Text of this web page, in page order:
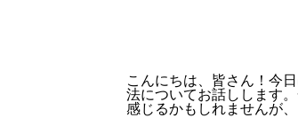
こんにちは、皆さん！今
法についてお話しします
感じるかもしれませんが